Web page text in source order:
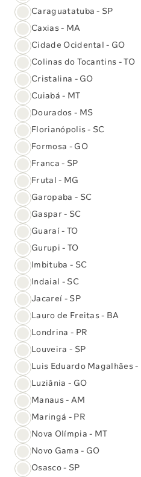
Até o primeiro ano de
PREMATURO
Dose única. Deve ser
precocemente possível,
na maternidade.
2.000 g, adiar a
nascido atinja o peso
Hexa Acelular (DTPa-VIP-
HB/Hib)
Pneumocócica 13
(Conjugada)
Rotavírus
Meningocócica ACWY
(Conjugada)
Caraguatatuba - SP
Caxias - MA
Cidade Ocidental - GO
Colinas do Tocantins - TO
Cristalina - GO
Cuiabá - MT
Dourados - MS
Florianópolis - SC
Formosa - GO
Franca - SP
Frutal - MG
Garopaba - SC
Gaspar - SC
Guaraí - TO
Gurupi - TO
Imbituba - SC
Indaial - SC
Jacareí - SP
Lauro de Freitas - BA
Londrina - PR
Louveira - SP
Luis Eduardo Magalhães -
Luziânia - GO
Manaus - AM
Maringá - PR
Nova Olímpia - MT
Novo Gama - GO
Osasco - SP